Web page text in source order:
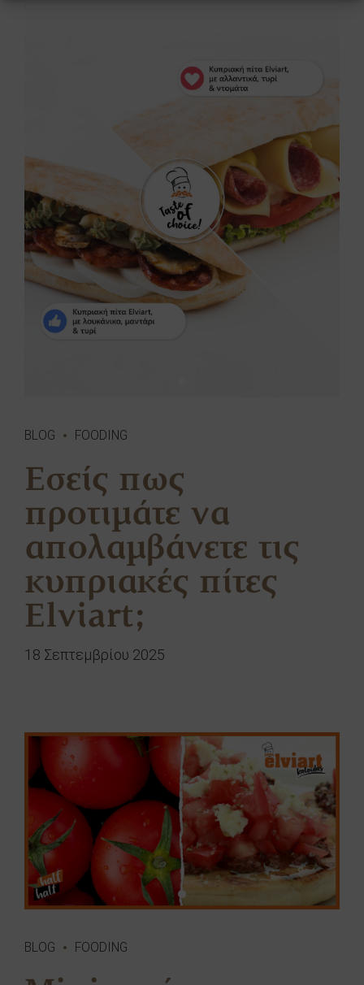
BLOG FOODING
Εσείς πως
προτιμάτε να
απολαμβάνετε τις
κυπριακές πίτες
Elviart;
18 Σεπτεμβρίου 2025
BLOG FOODING